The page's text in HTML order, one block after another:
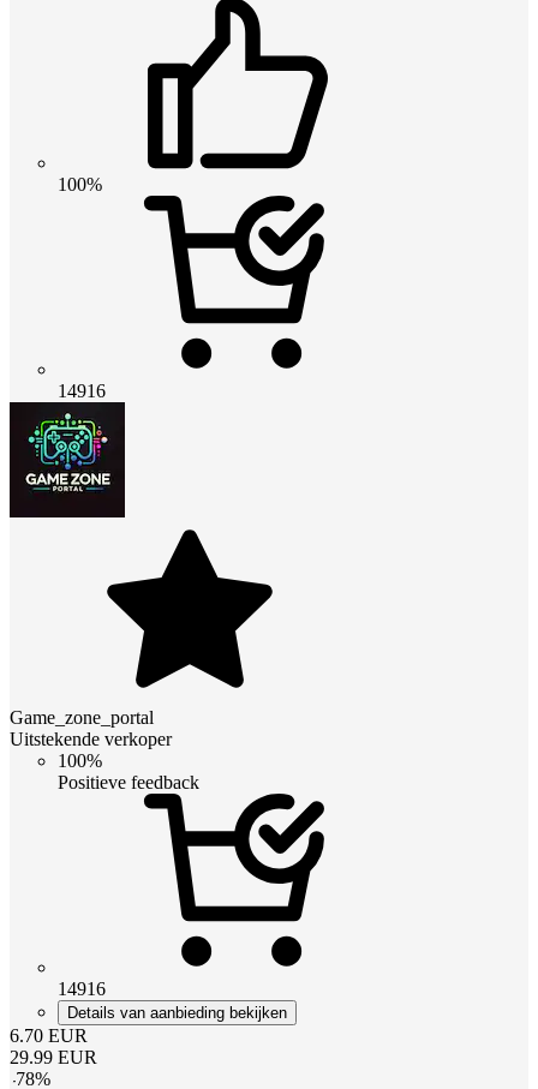
100%
14916
Game_zone_portal
Uitstekende verkoper
100%
Positieve feedback
14916
Details van aanbieding bekijken
6.70 EUR
29.99 EUR
-78%